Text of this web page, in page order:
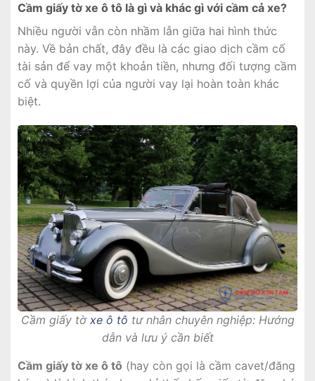
Cầm giấy tờ xe ô tô là gì và khác gì với cầm cả xe?
Nhiều người vẫn còn nhầm lẫn giữa hai hình thức
này. Về bản chất, đây đều là các giao dịch cầm cố
tài sản để vay một khoản tiền, nhưng đối tượng cầm
cố và quyền lợi của người vay lại hoàn toàn khác
biệt.
Cầm giấy tờ xe ô tô tư nhân chuyên nghiệp: Hướng
dẫn và lưu ý cần biết
Cầm giấy tờ xe ô tô (hay còn gọi là cầm cavet/đăng